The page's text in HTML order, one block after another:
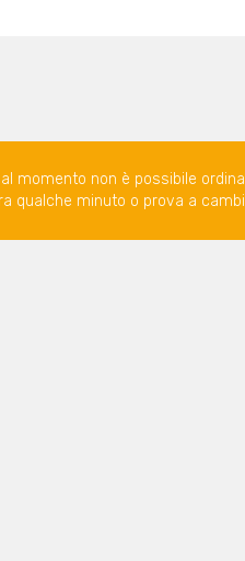
momento non è possibile
qualche minuto o prova a